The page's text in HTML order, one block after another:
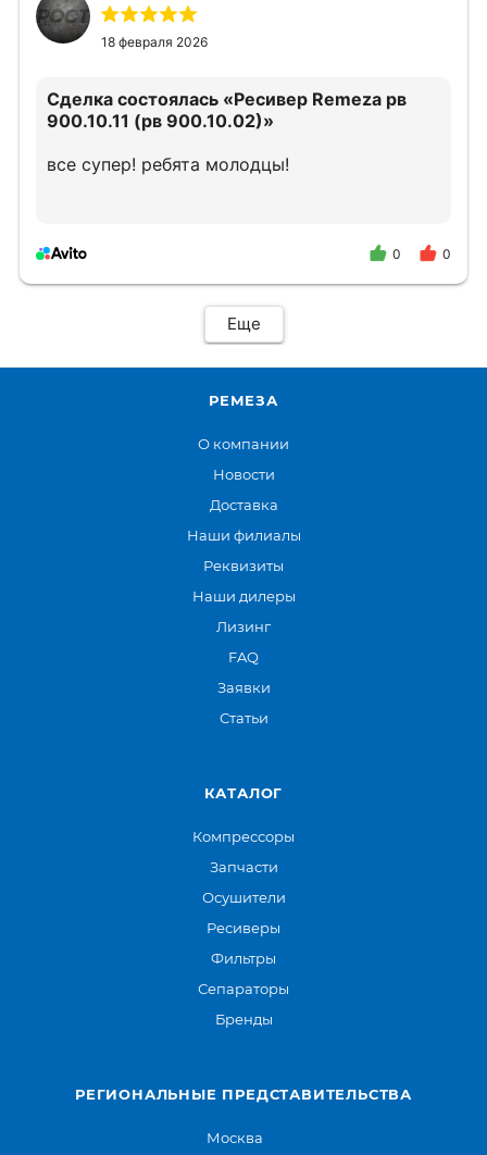
18 февраля 2026
Сделка состоялась «Ресивер Remeza рв
900.10.11 (рв 900.10.02)»
все супер! ребята молодцы!
0 0
Еще
РЕМЕЗА
О компании
Новости
Доставка
Наши филиалы
Реквизиты
Наши дилеры
Лизинг
FAQ
Заявки
Статьи
КАТАЛОГ
Компрессоры
Запчасти
Осушители
Ресиверы
Фильтры
Сепараторы
Бренды
РЕГИОНАЛЬНЫЕ ПРЕДСТАВИТЕЛЬСТВА
Москва